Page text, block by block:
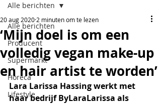
Alle berichten
Producent
Supermarkt
Horeca
Lifestyle
Alle berichten
‘Mijn doel is om een
volledig vegan make-up
en hair artist te worden’
20 aug 2020 2 minuten om te lezen
Lara Larissa Hassing werkt met
haar bedrijf ByLaraLarissa als